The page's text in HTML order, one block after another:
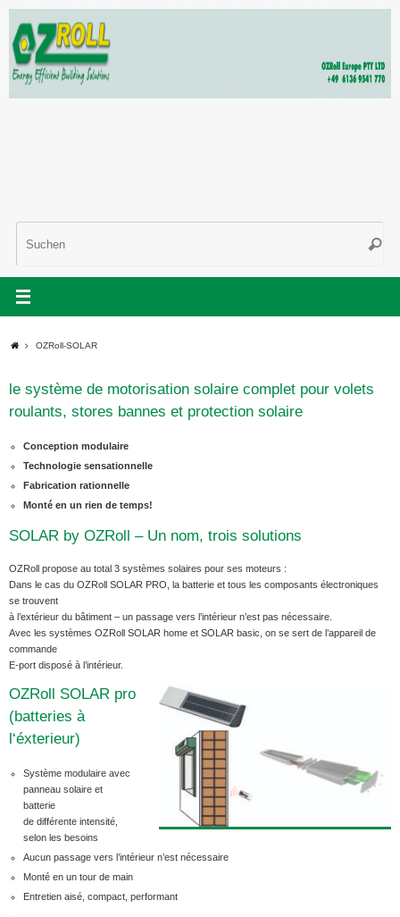
Zum
Inhalt
springen
StartOZRoll-SOLAR
le système de motorisation solaire complet pour volets
roulants, stores bannes et protection solaire
Conception modulaire
Technologie sensationnelle
Fabrication rationnelle
Monté en un rien de temps!
SOLAR by OZRoll – Un nom, trois solutions
OZRoll propose au total 3 systèmes solaires pour ses moteurs :
Dans le cas du OZRoll SOLAR PRO, la batterie et tous les composants électroniques
se trouvent
à l’extérieur du bâtiment – un passage vers l’intérieur n’est pas nécessaire.
Avec les systèmes OZRoll SOLAR home et SOLAR basic, on se sert de l’appareil de
commande
E-port disposé à l’intérieur.
OZRoll SOLAR pro
(batteries à
l‘éxterieur)
Système modulaire avec
panneau solaire et
batterie
de différente intensité,
selon les besoins
Aucun passage vers l’intérieur n’est nécessaire
Monté en un tour de main
Entretien aisé, compact, performant